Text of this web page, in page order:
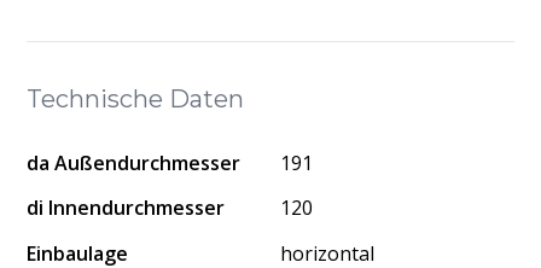
Technische Daten
da Außendurchmesser
191
di Innendurchmesser
120
Einbaulage
horizontal